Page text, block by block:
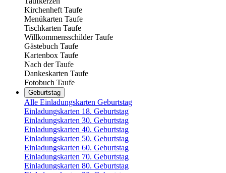
Kirchenheft Taufe
Menükarten Taufe
Tischkarten Taufe
Willkommensschilder Taufe
Gästebuch Taufe
Kartenbox Taufe
Nach der Taufe
Dankeskarten Taufe
Fotobuch Taufe
Geburtstag
Alle Einladungskarten Geburtstag
Einladungskarten 18. Geburtstag
Einladungskarten 30. Geburtstag
Einladungskarten 40. Geburtstag
Einladungskarten 50. Geburtstag
Einladungskarten 60. Geburtstag
Einladungskarten 70. Geburtstag
Einladungskarten 80. Geburtstag